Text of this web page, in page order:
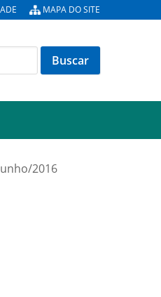
MAPA DO SITE
2016